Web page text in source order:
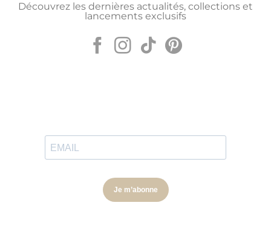
Découvrez les dernières actualités, collections et
lancements exclusifs